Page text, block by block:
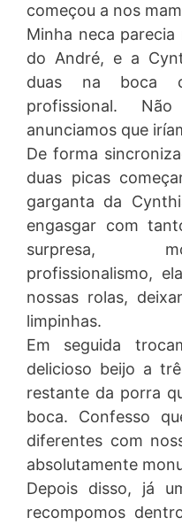
começou a nos
Minha neca
do André, e a
duas na boca
profissional.
anunciamos que
De forma
duas picas
garganta da
engasgar com
surpresa,
profissionalismo,
nossas rolas,
limpinhas.
Em seguida
delicioso beijo a
restante da porra
boca. Confesso
diferentes com
absolutamente
Depois disso, já
recompomos